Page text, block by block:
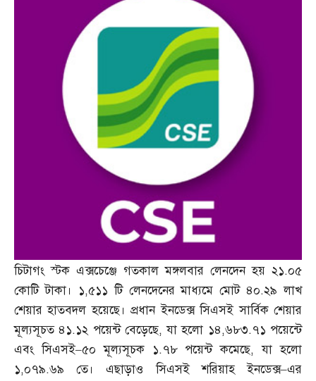
চিটাগং স্টক এক্সচেঞ্জে গতকাল মঙ্গলবার লেনদেন হয় ২১.০৫
কোটি টাকা। ১,৫১১ টি লেনদেনের মাধ্যমে মোট ৪০.২৯ লাখ
শেয়ার হাতবদল হয়েছে। প্রধান ইনডেক্স সিএসই সার্বিক শেয়ার
মূল্যসূচত ৪১.১২ পয়েন্ট বেড়েছে,যা হলো ১৪,৬৮৩.৭১ পয়েন্টে
এবং সিএসই–৫০ মূল্যসূচক ১.৭৮ পয়েন্ট কমেছে,যা হলো
১,০৭৯.৬৯ তে। এছাড়াও সিএসই শরিয়াহ ইনডেক্স–এর